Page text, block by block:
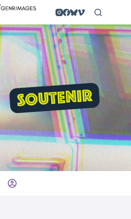
SOUTENIR